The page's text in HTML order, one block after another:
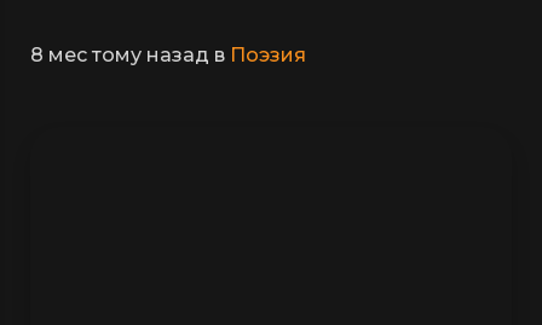
8 мес тому назад в Поэзия